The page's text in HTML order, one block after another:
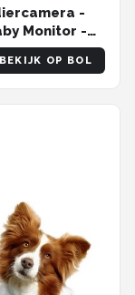
-
Monitor -
BEKIJK OP BOL